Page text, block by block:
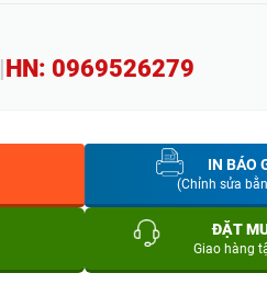
HN: 0969526279
IN BÁO
(Chỉnh sửa
ĐẶT
Giao hàng